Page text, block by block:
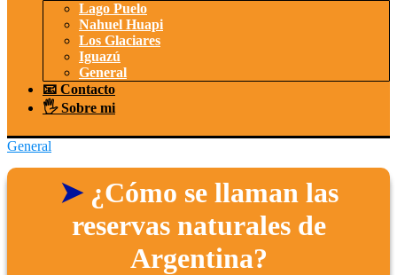
Lago Puelo
Nahuel Huapi
Los Glaciares
Iguazú
General
📧 Contacto
🖐️ Sobre mi
General
¿Cómo se llaman las
reservas naturales de
Argentina?